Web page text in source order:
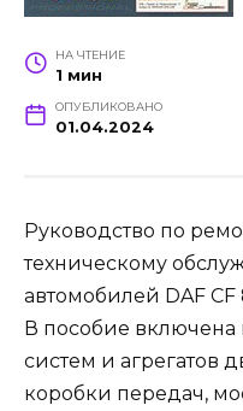
НА ЧТЕНИЕ
1 мин
ОПУБЛИКОВАНО
01.04.2024
Руководство по
техническому
автомобилей DAF CF
В пособие
систем и агрегатов
коробки передач,